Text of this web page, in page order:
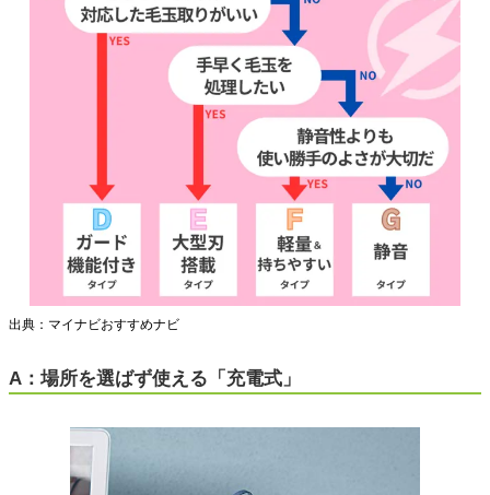
出典：マイナビおすすめナビ
A：場所を選ばず使える「充電式」